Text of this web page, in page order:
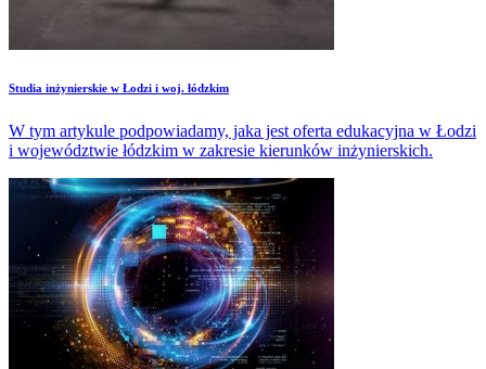
Studia inżynierskie w Łodzi i woj. łódzkim
W tym artykule podpowiadamy, jaka jest oferta edukacyjna w Łodzi
i województwie łódzkim w zakresie kierunków inżynierskich.